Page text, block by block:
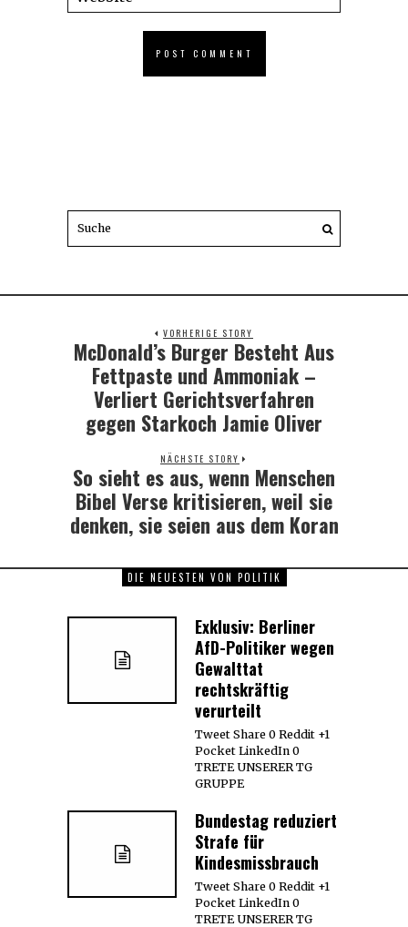
VORHERIGE STORY
Previous
post:
McDonald’s Burger Besteht Aus
Fettpaste und Ammoniak –
Verliert Gerichtsverfahren
gegen Starkoch Jamie Oliver
NÄCHSTE STORY
Next
post:
So sieht es aus, wenn Menschen
Bibel Verse kritisieren, weil sie
denken, sie seien aus dem Koran
DIE NEUESTEN VON POLITIK
Exklusiv: Berliner
AfD-Politiker wegen
Gewalttat
rechtskräftig
verurteilt
Tweet Share 0 Reddit +1
Pocket LinkedIn 0
TRETE UNSERER TG
GRUPPE
Bundestag reduziert
Strafe für
Kindesmissbrauch
Tweet Share 0 Reddit +1
Pocket LinkedIn 0
TRETE UNSERER TG